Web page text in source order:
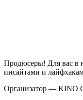
Продюсеры! Для вас в
инсайтами и
Организатор — KINO